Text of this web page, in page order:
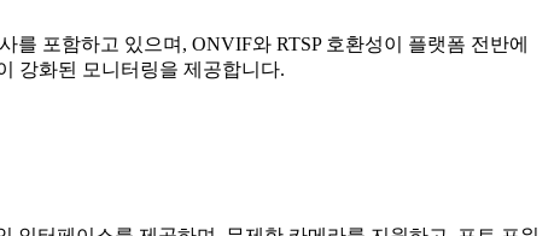
를 포함하고 있으며, ONVIF와 RTSP 호환성이 플랫폼 전반에
강화된 모니터링을 제공합니다.